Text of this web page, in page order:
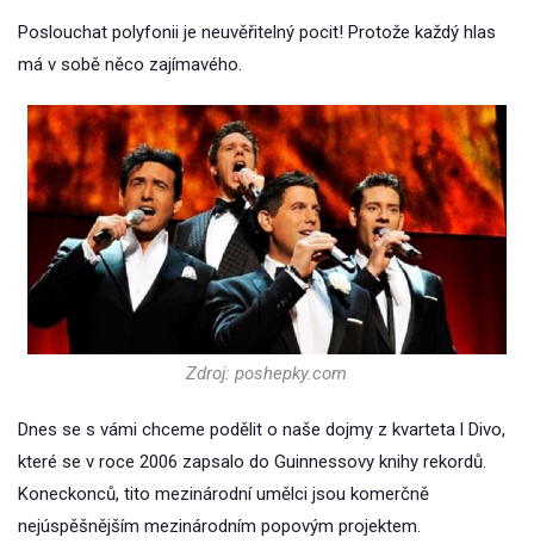
Poslouchat polyfonii je neuvěřitelný pocit! Protože každý hlas
má v sobě něco zajímavého.
Zdroj: poshepky.com
Dnes se s vámi chceme podělit o naše dojmy z kvarteta l Divo,
které se v roce 2006 zapsalo do Guinnessovy knihy rekordů.
Koneckonců, tito mezinárodní umělci jsou komerčně
nejúspěšnějším mezinárodním popovým projektem.